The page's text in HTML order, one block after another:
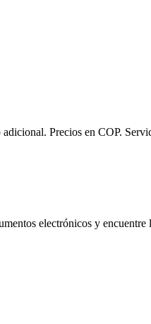
Precios en COP.
electrónicos y encuentre